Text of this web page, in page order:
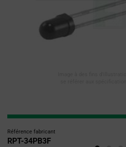
Référence fabricant
RPT-34PB3F